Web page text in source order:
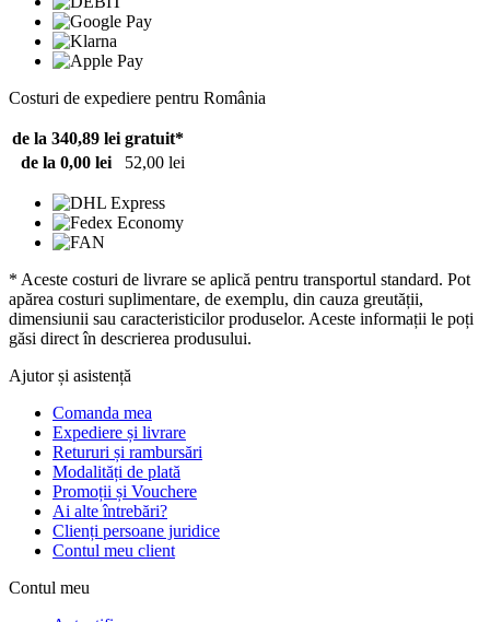
Costuri de expediere pentru România
de la 340,89 lei gratuit*
de la 0,00 lei
52,00 lei
* Aceste costuri de livrare se aplică pentru transportul standard. Pot
apărea costuri suplimentare, de exemplu, din cauza greutății,
dimensiunii sau caracteristicilor produselor. Aceste informații le poți
găsi direct în descrierea produsului.
Ajutor și asistență
Comanda mea
Expediere și livrare
Retururi și rambursări
Modalități de plată
Promoții și Vouchere
Ai alte întrebări?
Clienți persoane juridice
Contul meu client
Contul meu